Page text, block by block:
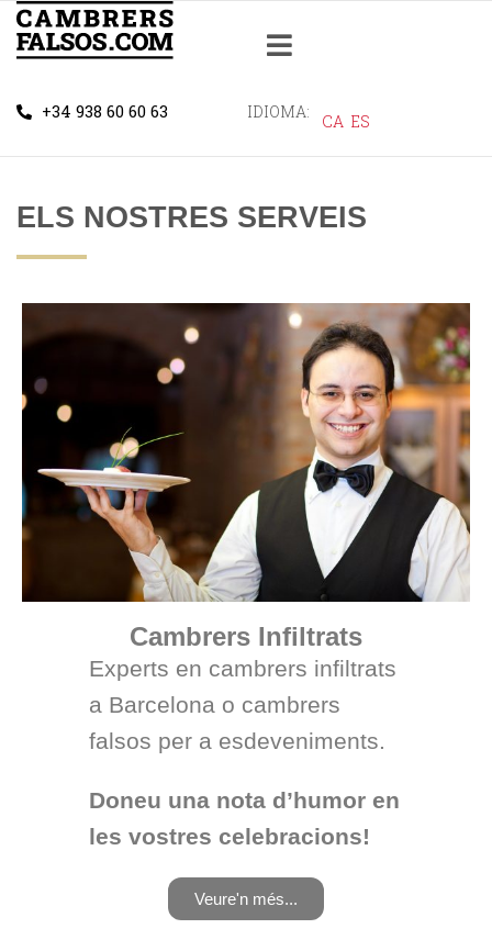
+34 938 60 60 63 IDIOMA: CA ES
ELS NOSTRES SERVEIS
Cambrers Infiltrats
Experts en cambrers infiltrats
a Barcelona o cambrers
falsos per a esdeveniments.
Doneu una nota d’humor en
les vostres celebracions!
Veure'n més...